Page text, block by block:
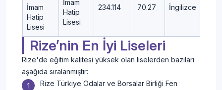
İmam
Hatip
Lisesi
İmam
Hatip
Lisesi
234.114 70.27 İngilizce
Rize’nin En İyi Liseleri
Rize'de eğitim kalitesi yüksek olan liselerden bazıları
aşağıda sıralanmıştır:
Rize Türkiye Odalar ve Borsalar Birliği Fen